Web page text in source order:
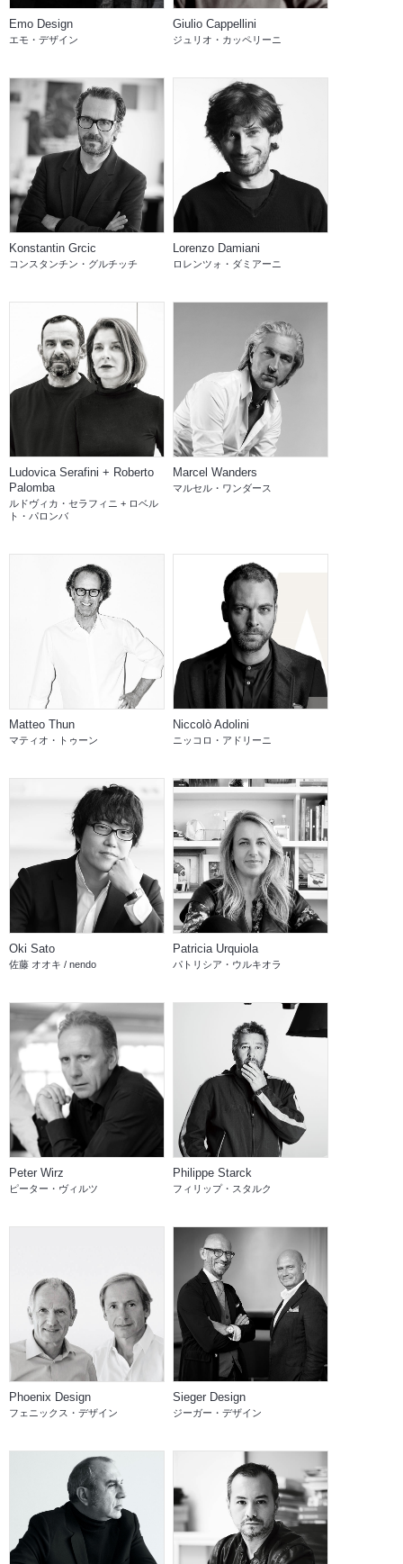
Emo Design
エモ・デザイン
Giulio Cappellini
ジュリオ・カッペリーニ
Konstantin Grcic
コンスタンチン・グルチッチ
Lorenzo Damiani
ロレンツォ・ダミアーニ
Ludovica Serafini + Roberto
Palomba
ルドヴィカ・セラフィニ + ロベル
ト・パロンバ
Marcel Wanders
マルセル・ワンダース
Matteo Thun
マティオ・トゥーン
Niccolò Adolini
ニッコロ・アドリーニ
Oki Sato
佐藤 オオキ / nendo
Patricia Urquiola
パトリシア・ウルキオラ
Peter Wirz
ピーター・ヴィルツ
Philippe Starck
フィリップ・スタルク
Phoenix Design
フェニックス・デザイン
Sieger Design
ジーガー・デザイン